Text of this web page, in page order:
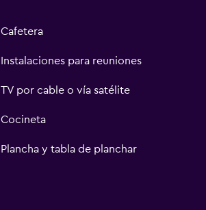
Cafetera
Instalaciones para reuniones
TV por cable o vía satélite
Cocineta
Plancha y tabla de planchar